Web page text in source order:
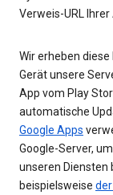
Verweis-URL
Wir erheben
Gerät unsere
App vom Play
automatische
Google Apps
Google-Server,
unseren Diensten
beispielsweise